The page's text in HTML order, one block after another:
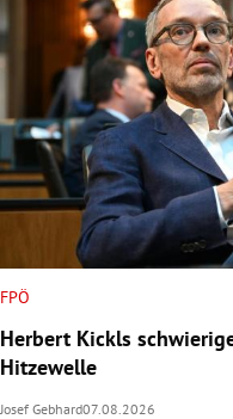
FPÖ
Herbert Kickls
Hitzewelle
Josef Gebhard07.08.2026